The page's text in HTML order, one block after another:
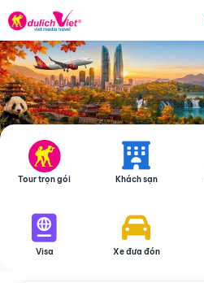
Tour trọn gói Khách sạn
Visa Xe đưa đón